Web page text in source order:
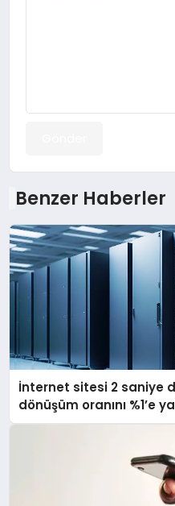
Benzer Haberler
İnternet sitesi 2 saniye
dönüşüm oranını %1’e